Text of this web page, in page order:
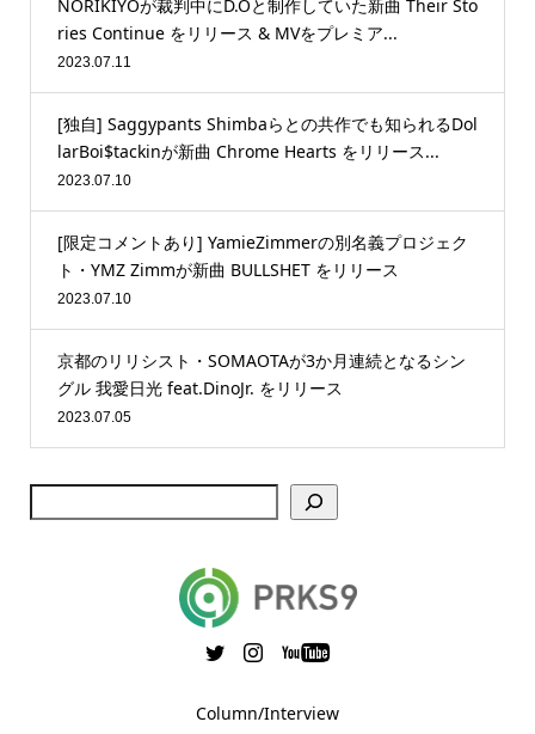
NORIKIYOが裁判中にD.Oと制作していた新曲 Their Sto
ries Continue をリリース & MVをプレミア...
2023.07.11
[独自] Saggypants Shimbaらとの共作でも知られるDol
larBoi$tackinが新曲 Chrome Hearts をリリース...
2023.07.10
[限定コメントあり] YamieZimmerの別名義プロジェク
ト・YMZ Zimmが新曲 BULLSHET をリリース
2023.07.10
京都のリリシスト・SOMAOTAが3か月連続となるシン
グル 我愛日光 feat.DinoJr. をリリース
2023.07.05
Column/Interview